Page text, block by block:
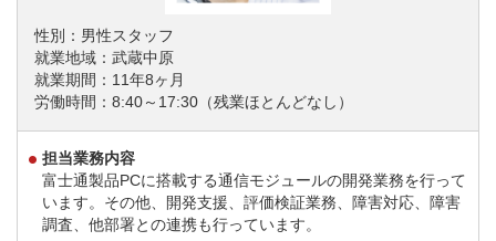
性別：男性スタッフ
就業地域：武蔵中原
就業期間：11年8ヶ月
労働時間：8:40～17:30（残業ほとんどなし）
担当業務内容
富士通製品PCに搭載する通信モジュールの開発業務を行って
います。その他、開発支援、評価検証業務、障害対応、障害
調査、他部署との連携も行っています。